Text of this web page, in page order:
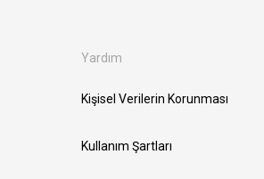
Yardım
Kişisel Verilerin Korunması
Kullanım Şartları